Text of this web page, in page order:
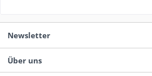
Newsletter
Über uns